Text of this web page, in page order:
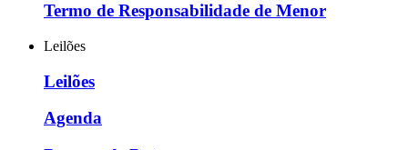
Termo de Responsabilidade de Menor
Leilões
Leilões
Agenda